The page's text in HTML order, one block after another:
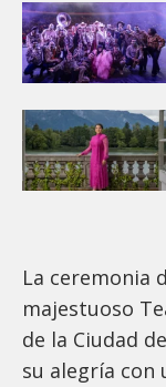
La ceremonia
majestuoso
de la Ciudad
su alegría con